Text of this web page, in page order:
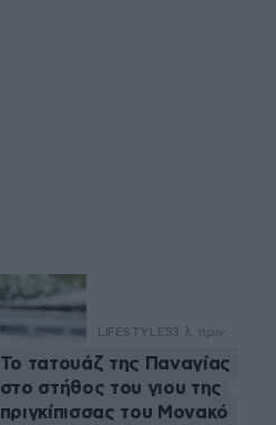
LIFESTYLE53 λ. πριν
Το τατουάζ της Παναγίας
στο στήθος του γιου της
πριγκίπισσας του Μονακό